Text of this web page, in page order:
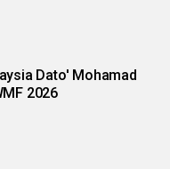
Dato' Mohamad
2026